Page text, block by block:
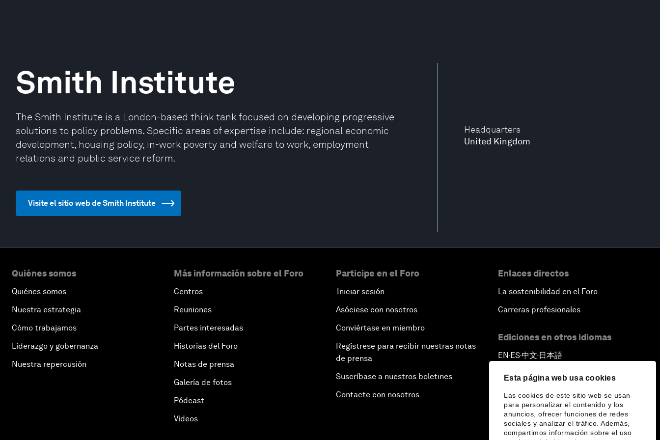
Esta página web usa cookies
Las cookies de este sitio web se usan
para personalizar el contenido y los
anuncios, ofrecer funciones de redes
sociales y analizar el tráfico. Además,
compartimos información sobre el uso
Headquarters
United Kingdom
Smith Institute
The Smith Institute is a London-based think tank focused on developing progressive
solutions to policy problems. Specific areas of expertise include: regional economic
development, housing policy, in-work poverty and welfare to work, employment
relations and public service reform.
Visite el sitio web de Smith Institute
Quiénes somos
Quiénes somos
Nuestra estrategia
Cómo trabajamos
Liderazgo y gobernanza
Nuestra repercusión
Más información sobre el Foro
Centros
Reuniones
Partes interesadas
Historias del Foro
Notas de prensa
Galería de fotos
Pódcast
Vídeos
Participe en el Foro
Iniciar sesión
Asóciese con nosotros
Conviértase en miembro
Regístrese para recibir nuestras notas
de prensa
Suscríbase a nuestros boletines
Contacte con nosotros
Enlaces directos
La sostenibilidad en el Foro
Carreras profesionales
Ediciones en otros idiomas
EN ▪ES▪中文▪ 日本語